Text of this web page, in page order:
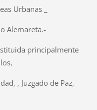
Urbanas _
principalmente
Juzgado de Paz,